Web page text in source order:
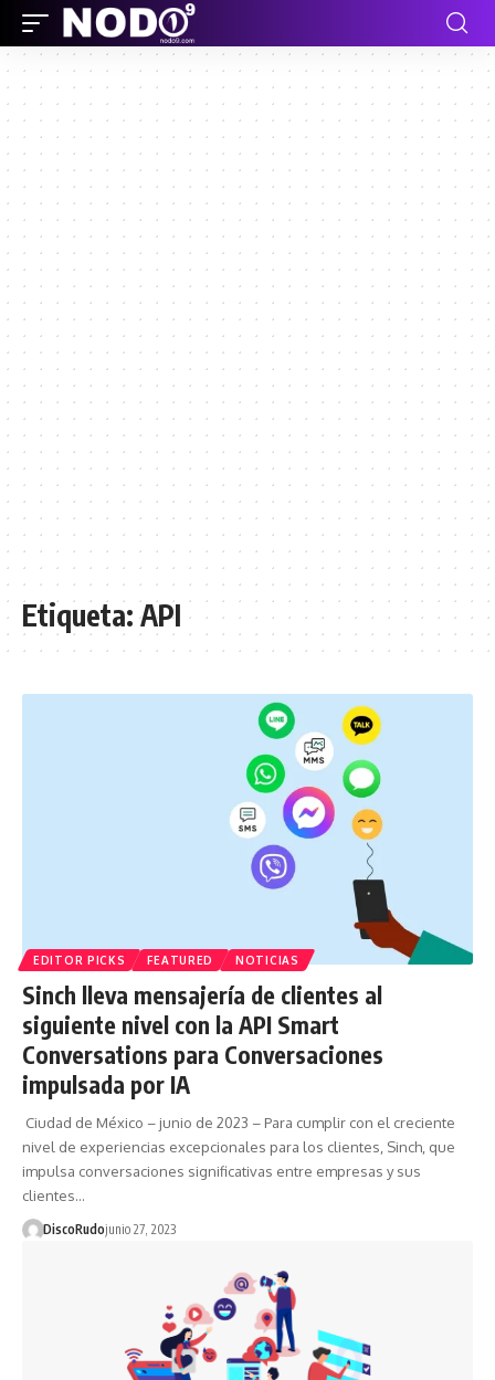
Etiqueta:API
EDITOR PICKS FEATURED NOTICIAS
Sinch lleva mensajería de clientes al
siguiente nivel con la API Smart
Conversations para Conversaciones
impulsada por IA
Ciudad de México – junio de 2023 – Para cumplir con el creciente
nivel de experiencias excepcionales para los clientes, Sinch, que
impulsa conversaciones significativas entre empresas y sus
clientes…
DiscoRudojunio 27, 2023